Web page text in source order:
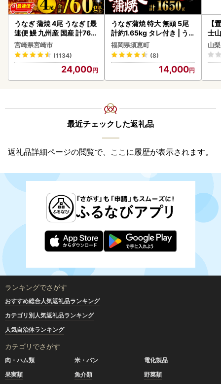
うなぎ 蒲焼 4尾 うなぎ [最
速便 鰻 九州産 国産 計760
g以上]
宮崎県宮崎市
(1134)
24,000
うなぎ蒲焼 特大 無頭 5尾
計約1.65kg タレ付き | う
なぎ蒲焼
福岡県須恵町
(8)
14,000
【
士
山
最近チェックした返礼品
返礼品詳細ページの閲覧で、ここに履歴が表示されます。
ランキングでさがす
おすすめ総合人気返礼品ランキング
カテゴリ別人気返礼品ランキング
人気自治体ランキング
カテゴリでさがす
肉・ハム類 米・パン
電化製品
果実類
魚介類
野菜類